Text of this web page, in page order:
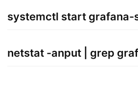
systemctl start grafana-
netstat -anput | grep